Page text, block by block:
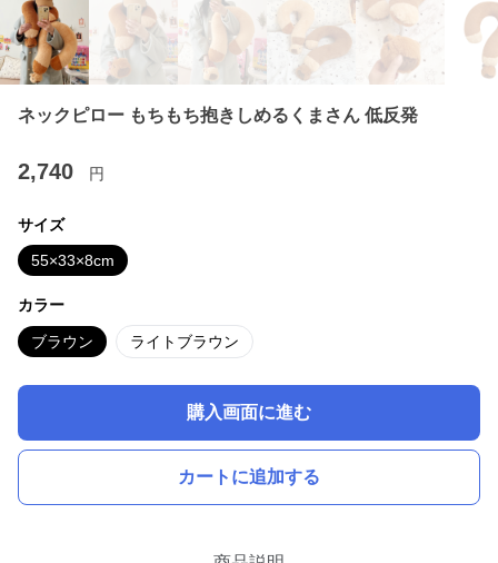
ネックピロー もちもち抱きしめるくまさん 低反発
2,740 円
サイズ
55×33×8cm
カラー
ブラウン ライトブラウン
購入画面に進む
カートに追加する